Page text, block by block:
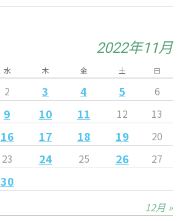
2022年11月
水 木 金 土 日
2 3 4 5 6
9 10 11 12
13
16 17 18 19
20
23 24 25 26
27
30
12月 »